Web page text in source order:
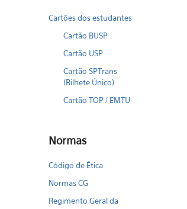
Cartões dos estudantes
Cartão BUSP
Cartão USP
Cartão SPTrans
(Bilhete Único)
Cartão TOP / EMTU
Normas
Código de Ética
Normas CG
Regimento Geral da